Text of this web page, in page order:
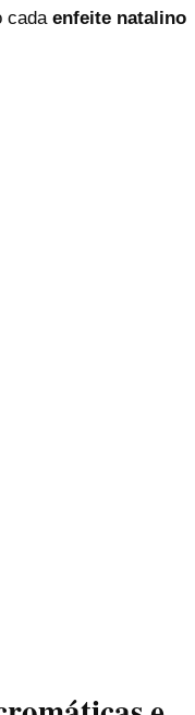
cada enfeite natalino